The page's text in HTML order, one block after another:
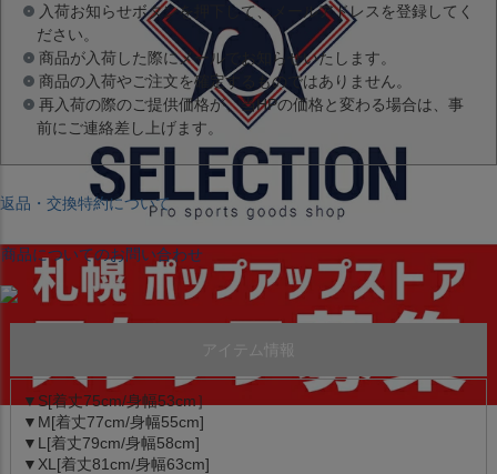
入荷お知らせボタンを押下して、メールアドレスを登録してく
ださい。
商品が入荷した際にメールでお知らせいたします。
商品の入荷やご注文を確定するものではありません。
再入荷の際のご提供価格が、当HPの価格と変わる場合は、事
前にご連絡差し上げます。
返品・交換特約について
商品についてのお問い合わせ
アイテム情報
▼S[着丈75cm/身幅53cm］
▼M[着丈77cm/身幅55cm]
▼L[着丈79cm/身幅58cm]
▼XL[着丈81cm/身幅63cm]